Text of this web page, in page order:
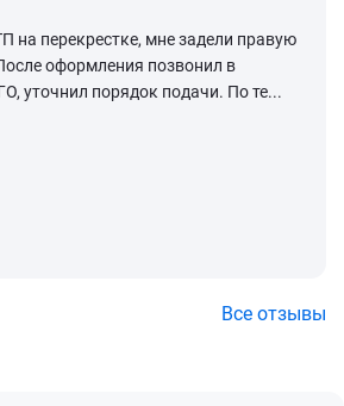
на перекрестке, мне задели правую
оформления позвонил в
уточнил порядок подачи. По те...
Все отзывы